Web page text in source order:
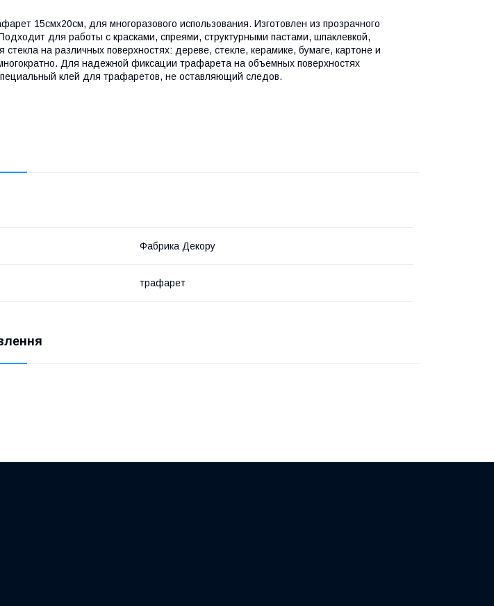
15смх20см, для многоразового использования. Изготовлен из прозрачного
для работы с красками, спреями, структурными пастами, шпаклевкой,
на различных поверхностях: дереве, стекле, керамике, бумаге, картоне и
Для надежной фиксации трафарета на объемных поверхностях
клей для трафаретов, не оставляющий следов.
Фабрика Декору
трафарет